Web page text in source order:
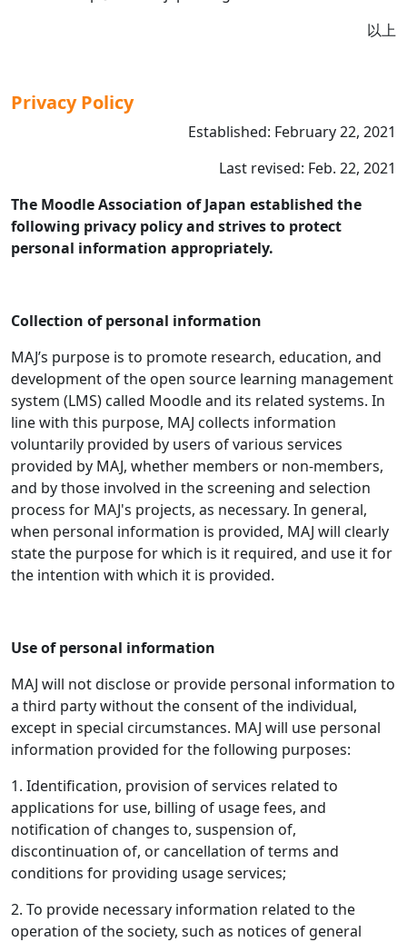
以上
Privacy Policy
Established: February 22, 2021
Last revised: Feb. 22, 2021
The Moodle Association of Japan established the
following privacy policy and strives to protect
personal information appropriately.
Collection of personal information
MAJ’s purpose is to promote research, education, and
development of the open source learning management
system (LMS) called Moodle and its related systems. In
line with this purpose, MAJ collects information
voluntarily provided by users of various services
provided by MAJ, whether members or non-members,
and by those involved in the screening and selection
process for MAJ's projects, as necessary. In general,
when personal information is provided, MAJ will clearly
state the purpose for which is it required, and use it for
the intention with which it is provided.
Use of personal information
MAJ will not disclose or provide personal information to
a third party without the consent of the individual,
except in special circumstances. MAJ will use personal
information provided for the following purposes:
1. Identification, provision of services related to
applications for use, billing of usage fees, and
notification of changes to, suspension of,
discontinuation of, or cancellation of terms and
conditions for providing usage services;
2. To provide necessary information related to the
operation of the society, such as notices of general